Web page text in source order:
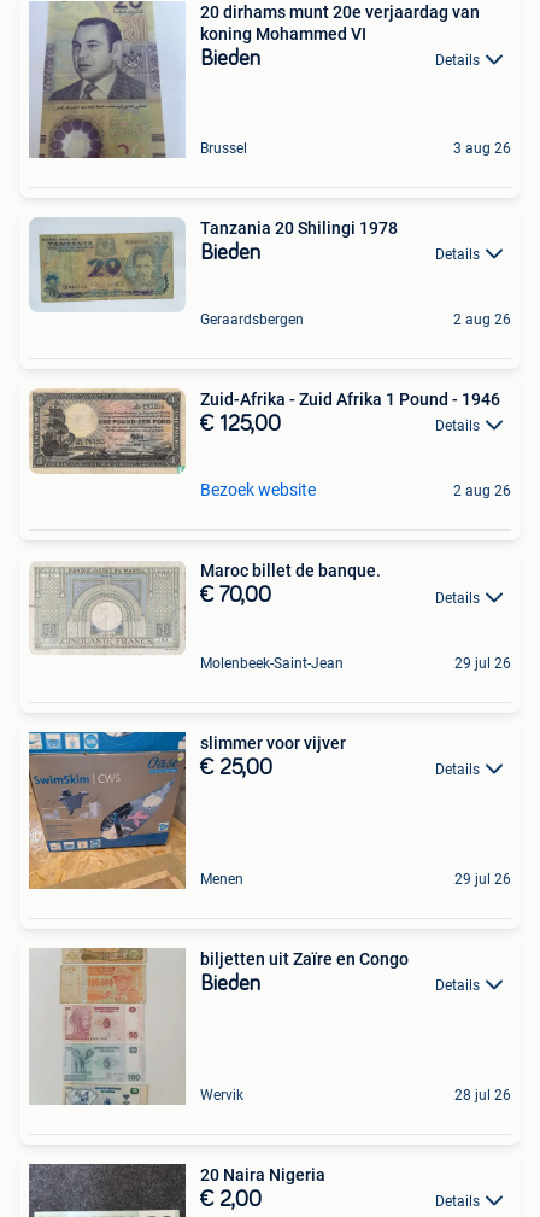
20 dirhams munt 20e verjaardag van
koning Mohammed VI
Bieden Details
Brussel 3 aug 26
Tanzania 20 Shilingi 1978
Bieden Details
Geraardsbergen 2 aug 26
Zuid-Afrika - Zuid Afrika 1 Pound - 1946
€ 125,00 Details
Bezoek website 2 aug 26
Maroc billet de banque.
€ 70,00 Details
Molenbeek-Saint-Jean 29 jul 26
slimmer voor vijver
€ 25,00 Details
Menen 29 jul 26
biljetten uit Zaïre en Congo
Bieden Details
Wervik 28 jul 26
20 Naira Nigeria
€ 2,00 Details